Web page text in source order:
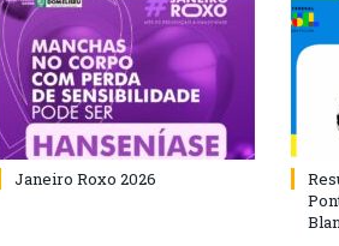
Janeiro Roxo 2026